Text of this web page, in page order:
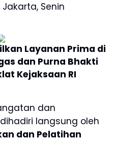
Jakarta, Senin
Layanan Prima di
dan Purna Bhakti
Kejaksaan RI
dan
langsung oleh
dan Pelatihan